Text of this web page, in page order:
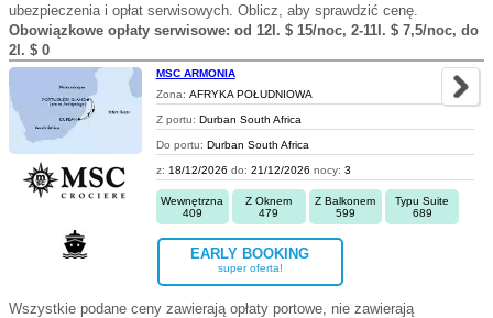
ubezpieczenia i opłat serwisowych. Oblicz, aby sprawdzić cenę.
Obowiązkowe opłaty serwisowe: od 12l. $ 15/noc, 2-11l. $ 7,5/noc, do
2l. $ 0
MSC ARMONIA
Zona: AFRYKA POŁUDNIOWA
Z portu: Durban South Africa
Do portu: Durban South Africa
z: 18/12/2026 do: 21/12/2026 nocy: 3
Wewnętrzna
409
Z Oknem
479
Z Balkonem
599
Typu Suite
689
EARLY BOOKING
super oferta!
Wszystkie podane ceny zawierają opłaty portowe, nie zawierają